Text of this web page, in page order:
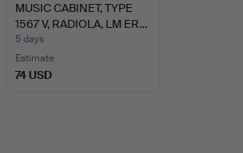
MUSIC CABINET, TYPE
1567 V, RADIOLA, LM ER…
5 days
Estimate
74 USD